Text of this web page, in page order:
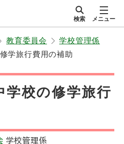
サイト内
検索 メニュー
教育委員会
学校管理係
学旅行費用の補助
学校の修学旅行
学校管理係